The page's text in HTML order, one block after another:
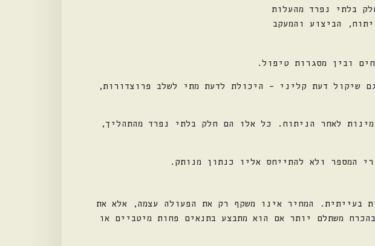
בלתי נפרד מהעלות
הביצוע והמעקב
ובין מסגרות טיפול.
שיקול דעת קליני – היכולת לדעת מתי לשלב פרוצדורות,
לאחר הניתוח. כל אלו הם חלק בלתי נפרד מהתהליך,
המספר ולא להתייחס אליו כנתון מנותק.
בעייתית. המחיר אינו משקף רק את הפעולה עצמה, אלא את
משתלם יותר אם הוא מתבצע בתנאים פחות מיטביים או